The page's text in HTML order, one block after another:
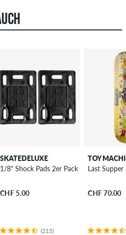
SKATEDELUXE
1/8" Shock Pads 2er Pack
CHF 5.00
(215)
TOY
Last
CHF 70.00